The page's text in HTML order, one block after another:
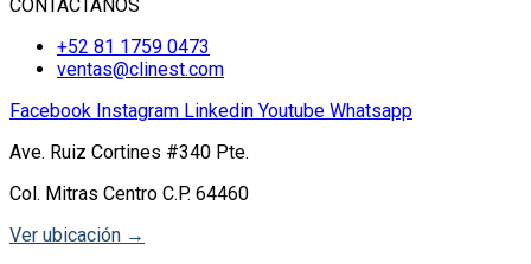
CONTÁCTANOS
+52 81 1759 0473
ventas@clinest.com
Facebook Instagram Linkedin Youtube Whatsapp
Ave. Ruiz Cortines #340 Pte.
Col. Mitras Centro C.P. 64460
Ver ubicación →